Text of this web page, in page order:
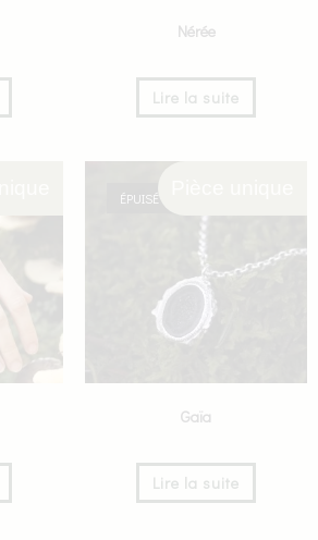
Nérée
Lire la suite
ÉPUISÉ
Gaïa
Lire la suite